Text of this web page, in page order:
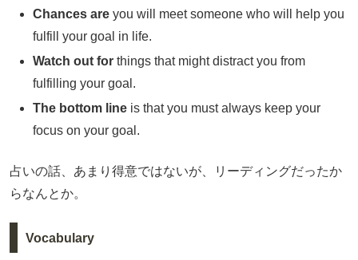
Chances are you will meet someone who will help you
fulfill your goal in life.
Watch out for things that might distract you from
fulfilling your goal.
The bottom line is that you must always keep your
focus on your goal.
占いの話、あまり得意ではないが、リーディングだったか
らなんとか。
Vocabulary